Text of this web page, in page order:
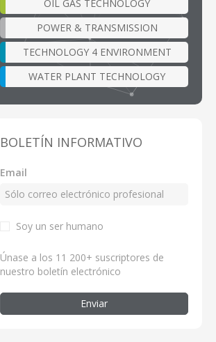
OIL GAS TECHNOLOGY
POWER & TRANSMISSION
TECHNOLOGY 4 ENVIRONMENT
WATER PLANT TECHNOLOGY
BOLETÍN INFORMATIVO
Email
Soy un ser humano
Únase a los 11 200+ suscriptores de
nuestro boletín electrónico
Enviar